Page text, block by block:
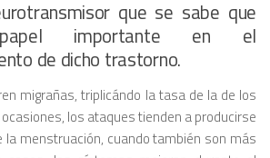
que se sabe que
importante en el
de dicho trastorno.
migrañas, triplicándo la tasa de la de los
los ataques tienden a producirse
la menstruación, cuando también son más